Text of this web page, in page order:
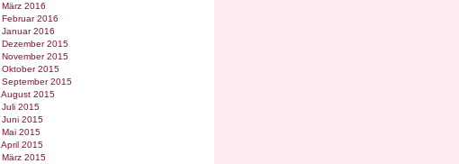
März 2016
Februar 2016
Januar 2016
Dezember 2015
November 2015
Oktober 2015
September 2015
August 2015
Juli 2015
Juni 2015
Mai 2015
April 2015
März 2015